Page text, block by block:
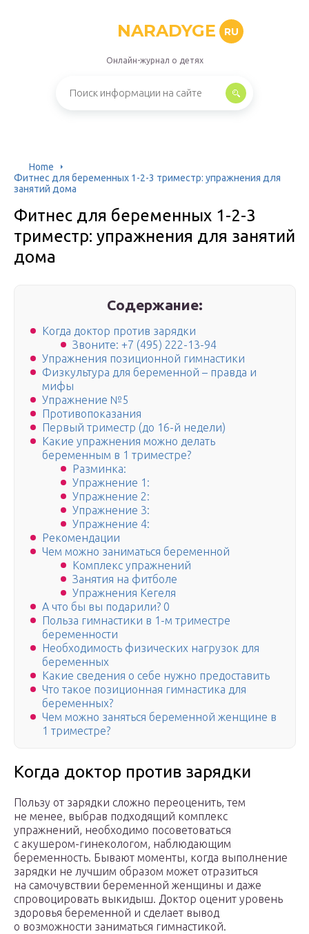
NARADYGE RU
Онлайн-журнал о детях
Home
Фитнес для беременных 1-2-3 триместр: упражнения для
занятий дома
Фитнес для беременных 1-2-3
триместр: упражнения для занятий
дома
Содержание:
Когда доктор против зарядки
Звоните: +7 (495) 222-13-94
Упражнения позиционной гимнастики
Физкультура для беременной – правда и
мифы
Упражнение №5
Противопоказания
Первый триместр (до 16-й недели)
Какие упражнения можно делать
беременным в 1 триместре?
Разминка:
Упражнение 1:
Упражнение 2:
Упражнение 3:
Упражнение 4:
Рекомендации
Чем можно заниматься беременной
Комплекс упражнений
Занятия на фитболе
Упражнения Кегеля
А что бы вы подарили? 0
Польза гимнастики в 1-м триместре
беременности
Необходимость физических нагрузок для
беременных
Какие сведения о себе нужно предоставить
Что такое позиционная гимнастика для
беременных?
Чем можно заняться беременной женщине в
1 триместре?
Когда доктор против зарядки
Пользу от зарядки сложно переоценить, тем
не менее, выбрав подходящий комплекс
упражнений, необходимо посоветоваться
с акушером-гинекологом, наблюдающим
беременность. Бывают моменты, когда выполнение
зарядки не лучшим образом может отразиться
на самочувствии беременной женщины и даже
спровоцировать выкидыш. Доктор оценит уровень
здоровья беременной и сделает вывод
о возможности заниматься гимнастикой.